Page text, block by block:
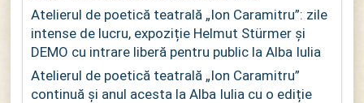
Atelierul de poetică teatrală „Ion Caramitru”: zile
intense de lucru, expoziție Helmut Stürmer și
DEMO cu intrare liberă pentru public la Alba Iulia
Atelierul de poetică teatrală „Ion Caramitru”
continuă și anul acesta la Alba Iulia cu o ediție